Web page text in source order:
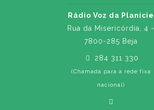
Rádio Voz da Planície
Rua da Misericórdia, 4 -
7800-285 Beja
284 311 330
(Chamada para a rede fixa
nacional)